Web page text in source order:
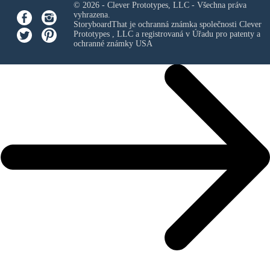
© 2026 - Clever Prototypes, LLC - Všechna práva
vyhrazena.
StoryboardThat je ochranná známka společnosti Clever
Prototypes , LLCa registrovaná v Úřadu pro patenty a
ochranné známky USA